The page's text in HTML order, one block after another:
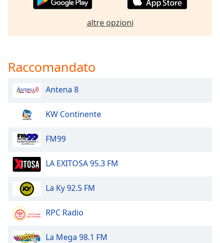
Style
Reset
Close
Modal
Dialog
dialog
window.
altre opzioni
Raccomandato
Antena 8
KW Continente
FM99
LA EXITOSA 95.3 FM
La Ky 92.5 FM
RPC Radio
La Mega 98.1 FM